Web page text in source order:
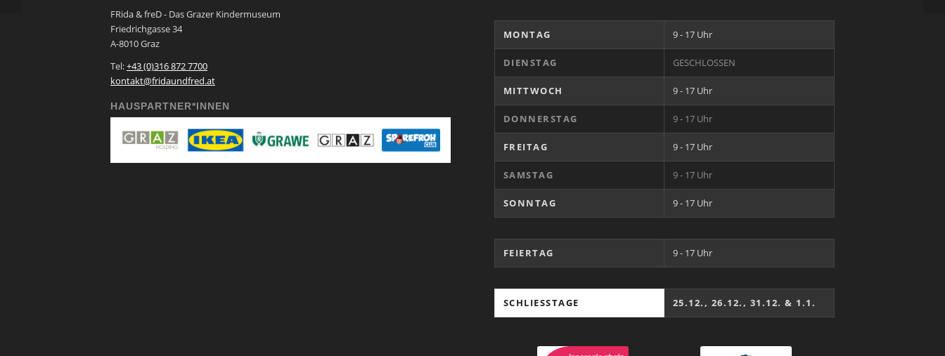
FRida & freD - Das Grazer Kindermuseum
Friedrichgasse 34
A-8010 Graz
Tel:+43 (0)316 872 7700
kontakt@fridaundfred.at
HAUSPARTNER*INNEN
MONTAG 9 - 17 Uhr
DIENSTAG GESCHLOSSEN
MITTWOCH 9 - 17 Uhr
DONNERSTAG 9 - 17 Uhr
FREITAG 9 - 17 Uhr
SAMSTAG 9 - 17 Uhr
SONNTAG 9 - 17 Uhr
FEIERTAG 9 - 17 Uhr
SCHLIESSTAGE 25.12., 26.12., 31.12. & 1.1.